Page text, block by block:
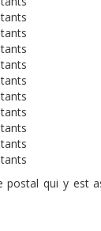
qui y est